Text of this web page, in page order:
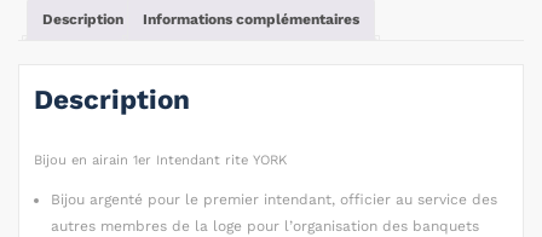
Description Informations complémentaires
Description
Bijou en airain 1er Intendant rite YORK
Bijou argenté pour le premier intendant, officier au service des
autres membres de la loge pour l’organisation des banquets